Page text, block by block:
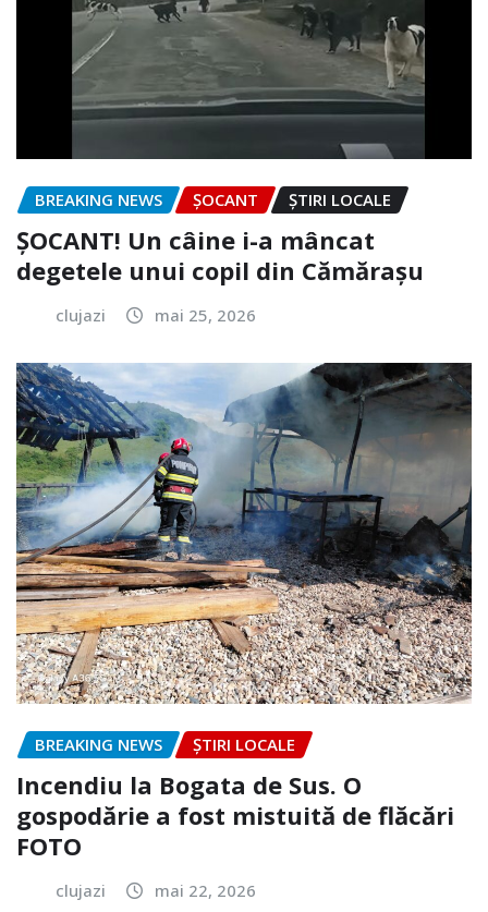
BREAKING NEWS ȘOCANT ȘTIRI LOCALE
ȘOCANT! Un câine i-a mâncat
degetele unui copil din Cămărașu
clujazi mai 25, 2026
BREAKING NEWS ȘTIRI LOCALE
Incendiu la Bogata de Sus. O
gospodărie a fost mistuită de flăcări
FOTO
clujazi mai 22, 2026